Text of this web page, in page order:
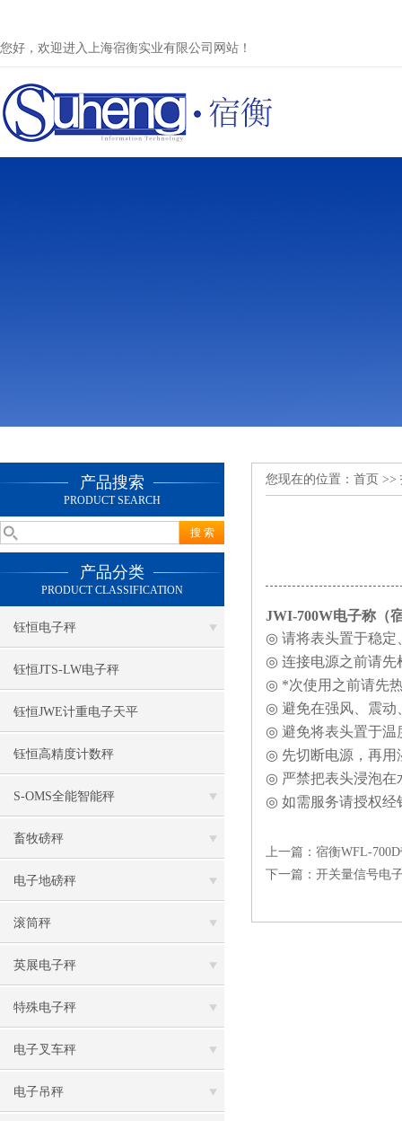
您好，欢迎进入上海宿衡实业有限公司网站！
产品搜索
PRODUCT SEARCH
产品分类
PRODUCT CLASSIFICATION
钰恒电子秤
钰恒JTS-LW电子秤
钰恒JWE计重电子天平
钰恒高精度计数秤
S-OMS全能智能秤
畜牧磅秤
电子地磅秤
滚筒秤
英展电子秤
特殊电子秤
电子叉车秤
电子吊秤
您现在的位置： 首页 >>
JWI-700W电子称（
◎ 请将表头置于稳定
◎ 连接电源之前请先
◎ *次使用之前请先
◎ 避免在强风、震动
◎ 避免将表头置于温
◎ 先切断电源，再用
◎ 严禁把表头浸泡
◎ 如需服务请授权经
上一篇： 宿衡WFL-
下一篇： 开关量信号电